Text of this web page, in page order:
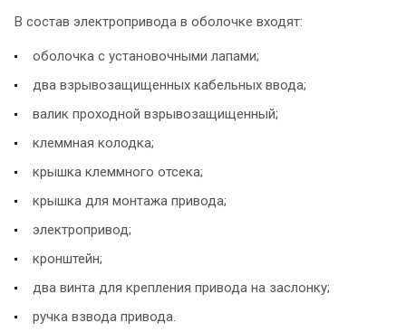
В состав электропривода в оболочке входят:
оболочка с установочными лапами;
два взрывозащищенных кабельных ввода;
валик проходной взрывозащищенный;
клеммная колодка;
крышка клеммного отсека;
крышка для монтажа привода;
электропривод;
кронштейн;
два винта для крепления привода на заслонку;
ручка взвода привода.